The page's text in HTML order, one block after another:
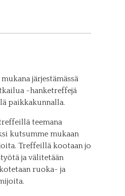
järjestämässä
-hanketreffejä
paikkakunnalla.
teemana
kutsumme mukaan
Treffeillä kootaan jo
ja välitetään
ruoka- ja